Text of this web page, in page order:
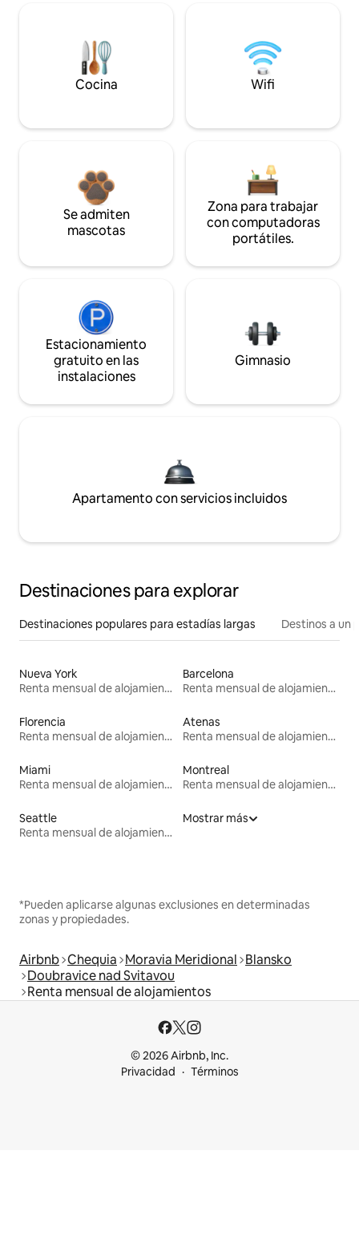
Cocina Wifi
Se admiten
mascotas
Zona para trabajar
con computadoras
portátiles.
Estacionamiento
gratuito en las
instalaciones
Gimnasio
Apartamento con servicios incluidos
Destinaciones para explorar
Destinaciones populares para estadías largas Destinos a un
Nueva York
Renta mensual de alojamientos
Barcelona
Renta mensual de alojamientos
Florencia
Renta mensual de alojamientos
Atenas
Renta mensual de alojamientos
Miami
Renta mensual de alojamientos
Montreal
Renta mensual de alojamientos
Seattle
Renta mensual de alojamientos
Mostrar más
*Pueden aplicarse algunas exclusiones en determinadas
zonas y propiedades.
Airbnb Chequia Moravia Meridional Blansko
Doubravice nad Svitavou
Renta mensual de alojamientos
© 2026 Airbnb, Inc.
Privacidad
Términos